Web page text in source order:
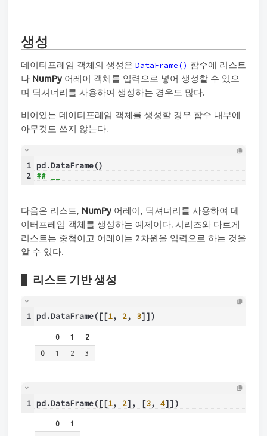
생성
데이터프레임 객체의 생성은 DataFrame() 함수에 리스트
나 NumPy 어레이 객체를 입력으로 넣어 생성할 수 있으
며 딕셔너리를 사용하여 생성하는 경우도 많다.
비어있는 데이터프레임 객체를 생성할 경우 함수 내부에
아무것도 쓰지 않는다.
1
2
pd.DataFrame()
## __
다음은 리스트, NumPy 어레이, 딕셔너리를 사용하여 데
이터프레임 객체를 생성하는 예제이다. 시리즈와 다르게
리스트는 중첩이고 어레이는 2차원을 입력으로 하는 것을
알 수 있다.
리스트 기반 생성
1 pd.DataFrame([[1, 2, 3]])
0 1 2
0 1 2 3
1 pd.DataFrame([[1, 2], [3, 4]])
0 1